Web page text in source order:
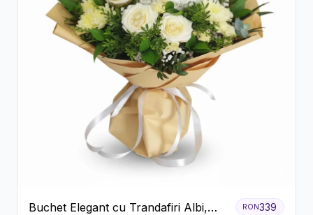
Buchet Elegant cu Trandafiri Albi,
RON339